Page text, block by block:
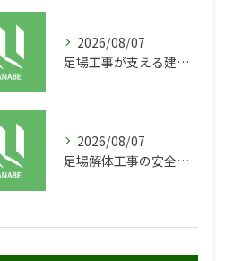
2026/08/07
足場工事が支える建物の長寿命化と外装塗装の重要性
2026/08/07
足場解体工事の安全性と効率化のポイント